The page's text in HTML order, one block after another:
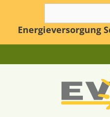
Energieversorgung